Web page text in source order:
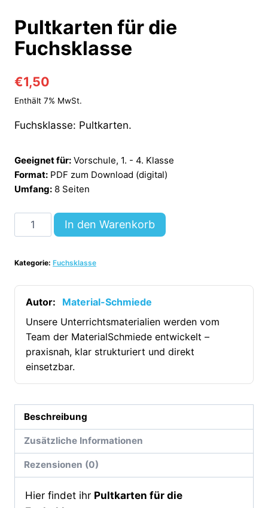
Pultkarten für die
Fuchsklasse
€1,50
Enthält 7% MwSt.
Fuchsklasse: Pultkarten.
Geeignet für: Vorschule, 1. - 4. Klasse
Format: PDF zum Download (digital)
Umfang: 8 Seiten
Pultkarten
für
Fuchsklasse
[Digital]
Menge
In den Warenkorb
Kategorie: Fuchsklasse
Autor:
Material-Schmiede
Unsere Unterrichtsmaterialien werden vom
Team der MaterialSchmiede entwickelt –
praxisnah, klar strukturiert und direkt
einsetzbar.
Beschreibung
Zusätzliche Informationen
Rezensionen (0)
Hier findet ihr Pultkarten für die